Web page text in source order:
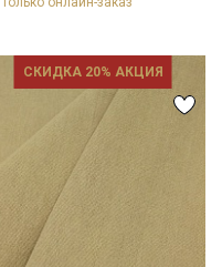
СКИДКА 20% АКЦИЯ